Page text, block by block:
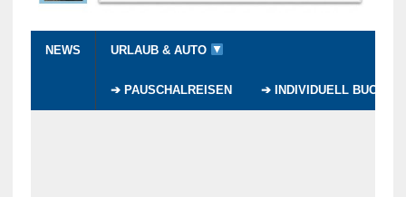
NEWS URLAUB & AUTO
➔ PAUSCHALREISEN ➔ INDIVIDUELL BUCHEN